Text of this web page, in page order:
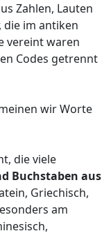
Zahlen, Lauten
die im antiken
vereint waren
Codes getrennt
wir Worte
die viele
Buchstaben aus
Griechisch,
am